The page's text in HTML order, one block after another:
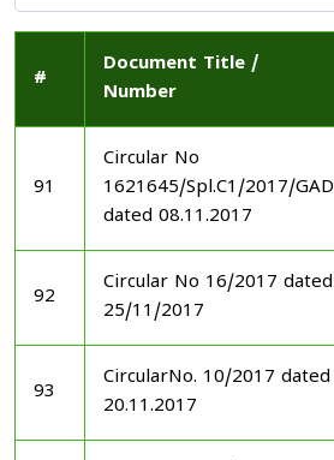
#
Document Title /
Number
91
Circular No
1621645/Spl.C1/2017/GAD
dated 08.11.2017
92
Circular No 16/2017 dated
25/11/2017
93
CircularNo. 10/2017 dated
20.11.2017